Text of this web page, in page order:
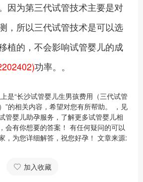
因为第三代试管技术主要是对
，所以三代试管技术是可以选
植的，不会影响试管婴儿的成
功率。。
是“长沙试管婴儿生男孩费用（三代试管
”的相关内容，希望对您有所帮助。 ，见
管婴儿助孕服务，了解更多试管婴儿相
会有你想要的答案！ 有任何疑问的可以
，为您详细解答，祝您好孕！ 文章来源:
加入收藏